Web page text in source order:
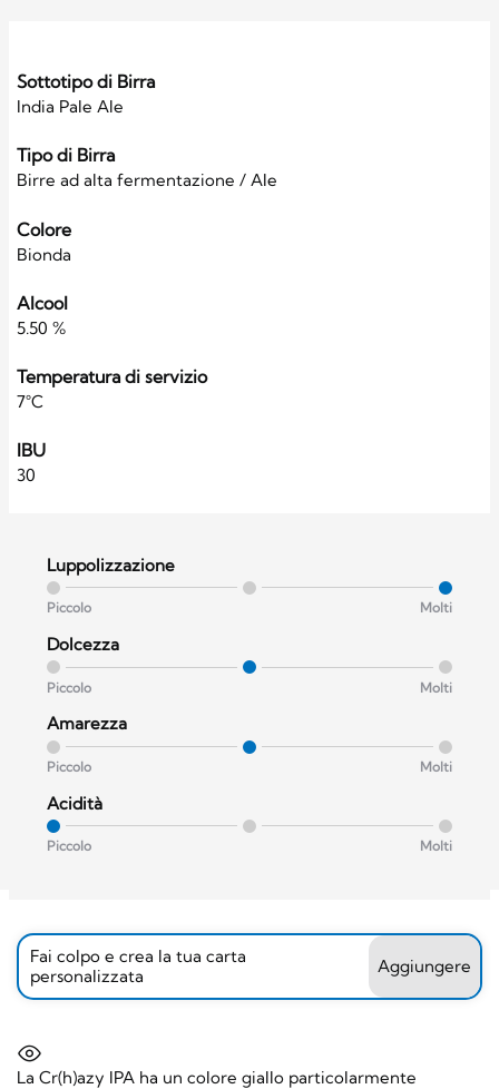
Sottotipo di Birra
India Pale Ale
Tipo di Birra
Birre ad alta fermentazione / Ale
Colore
Bionda
Alcool
5.50 %
Temperatura di servizio
7°C
IBU
30
Luppolizzazione
Piccolo Molti
Dolcezza
Piccolo Molti
Amarezza
Piccolo Molti
Acidità
Piccolo Molti
Fai colpo e crea la tua carta
personalizzata
Aggiungere
La Cr(h)azy IPA ha un colore giallo particolarmente